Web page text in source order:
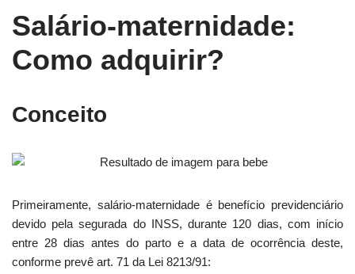
Salário-maternidade:
Como adquirir?
Conceito
Primeiramente, salário-maternidade é benefício previdenciário
devido pela segurada do INSS, durante 120 dias, com início
entre 28 dias antes do parto e a data de ocorrência deste,
conforme prevê art. 71 da Lei 8213/91: